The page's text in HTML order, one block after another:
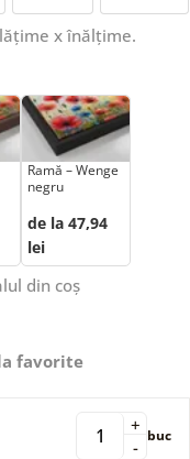
x înălțime.
Ramă – Wenge
negru
de la 47,94
lei
din coș
favorite
-
+ buc